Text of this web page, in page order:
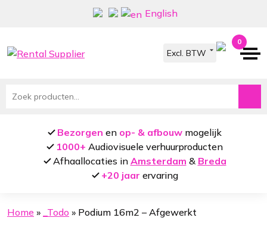
navigatie
inhoud
English
0
Zoeken
Bezorgen en op- & afbouw mogelijk
1000+ Audiovisuele verhuurproducten
Afhaallocaties in Amsterdam & Breda
+20 jaar ervaring
Home » _Todo » Podium 16m2 – Afgewerkt